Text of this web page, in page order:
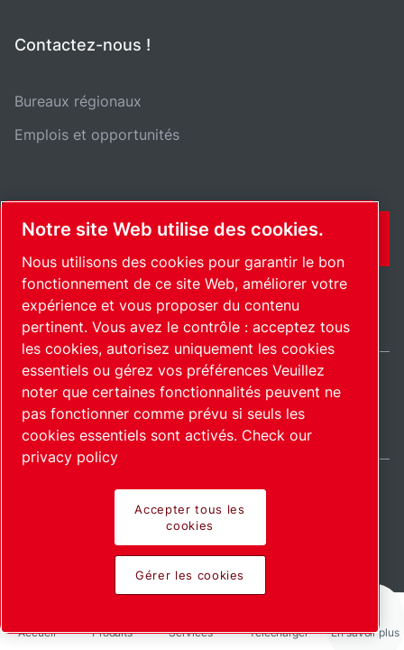
Accueil Produits Services Télécharger En savoir plus
Contactez-nous !
Bureaux régionaux
Emplois et opportunités
CONTACT
Plan du siteGérer les cookies© 2026 Copyright.
International / FR
Pioneering products.
Passionately applied.
Notre site Web utilise des cookies.
Nous utilisons des cookies pour garantir le bon
fonctionnement de ce site Web, améliorer votre
expérience et vous proposer du contenu
pertinent. Vous avez le contrôle : acceptez tous
les cookies, autorisez uniquement les cookies
essentiels ou gérez vos préférences Veuillez
noter que certaines fonctionnalités peuvent ne
pas fonctionner comme prévu si seuls les
cookies essentiels sont activés. Check our
privacy policy
Accepter tous les
cookies
Gérer les cookies